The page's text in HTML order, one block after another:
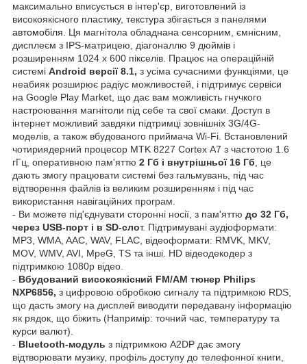
максимально вписується в інтер'єр, виготовлений із
високоякісного пластику, текстура збігається з панелями
автомобіля. Ця магнітола обладнана сенсорним, ємнісним,
дисплеєм з IPS-матрицею, діагоналлю 9 дюймів і
розширенням 1024 х 600 пікселів. Працює на операційній
системі Android версії 8.1, з усіма сучасними функціями, це
неабияк розширює радіус можливостей, і підтримує сервіси
на Google Play Market, що дає вам можливість гнучкого
настроювання магнітоли під себе та свої смаки. Доступ в
інтернет можливий завдяки підтримці зовнішніх 3G/4G-
моделів, а також вбудованого приймача Wi-Fi. Встановлений
чотириядерний процесор MTK 8227 Cortex А7 з частотою 1.6
гГц, оперативною пам'яттю 2 Гб і внутрішньої 16 Гб, це
дають змогу працювати системі без гальмувань, під час
відтворення файлів із великим розширенням і під час
використання навігаційних програм.
- Ви можете під'єднувати сторонні носії, з пам'яттю до 32 Гб,
через USB-порт і в SD-слот. Підтримувані аудіоформати:
MP3, WMA, AAC, WAV, FLAC, відеоформати: RMVK, MKV,
MOV, WMV, AVI, MpeG, TS та інші. HD відеодекодер з
підтримкою 1080p відео.
- Вбудований високоякісний FM/AM тюнер Philips
NXP6856, з цифровою обробкою сигналу та підтримкою RDS,
що дасть змогу на дисплей виводити передавану інформацію
як рядок, що біжить (Напримір: точний час, температуру та
курси валют).
- Bluetooth-модуль з підтримкою A2DP дає змогу
відтворювати музику, профіль доступу до телефонної книги,